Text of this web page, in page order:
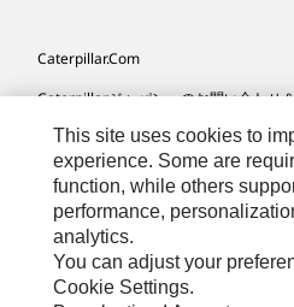
Caterpillar.com
Caterpillarジャパンへのお問い合わせ
マイマーケティング情報配信設定
サイト･マップ
Cookie Settings
法的事項
プライバシー
This site uses cookies to
experience. Some are
function, while others
performance,
analytics.
You can adjust your
Cookie Settings.